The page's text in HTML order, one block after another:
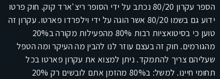
הספר עקרון 80/20 נכתב על ידי הסופר ריצ'ארד קוק. חוק פרטו
ידוע גם בשמו 80/20 אשר הוגה על ידי וילפרדו פארטו. עקרון זה
טוען כי בסיטואציות רבות 80% מהפעילות מקורה ב20%
מהגורמים. חוק זה בעצם עוזר לנו להבין מה העיקר ומה הטפל
שעליהם צריך להתמקד. ניתן למצוא את עקרון פארטו בכל
תחומי חיינו. למשל: ב80% מהזמן אתם לובשים רק 20%